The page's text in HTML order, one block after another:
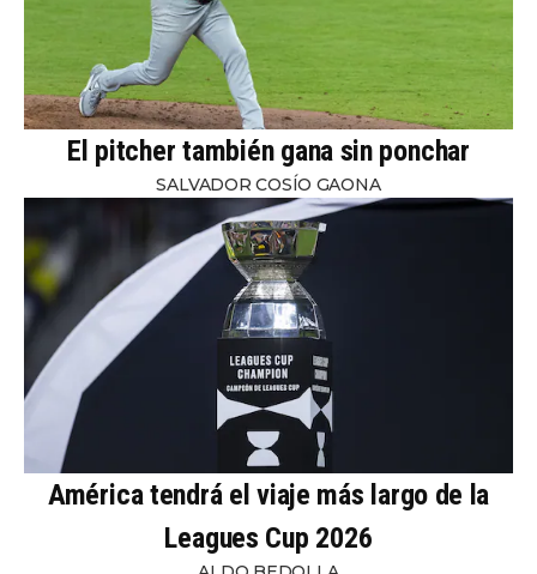
El pitcher también gana sin ponchar
SALVADOR COSÍO GAONA
América tendrá el viaje más largo de la
Leagues Cup 2026